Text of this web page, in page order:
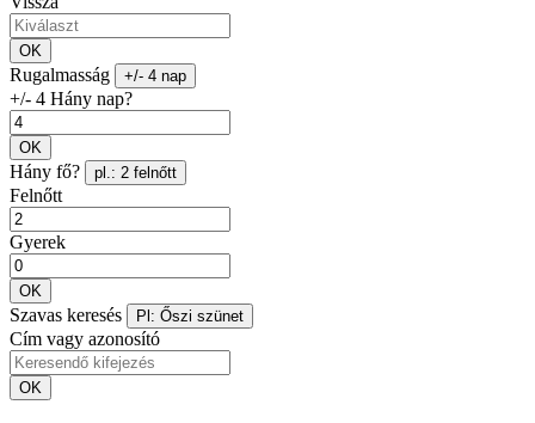
OK
Rugalmasság +/- 4 nap
+/- 4 Hány nap?
OK
Hány fő? pl.: 2 felnőtt
Felnőtt
Gyerek
OK
Szavas keresés Pl: Őszi szünet
Cím vagy azonosító
OK